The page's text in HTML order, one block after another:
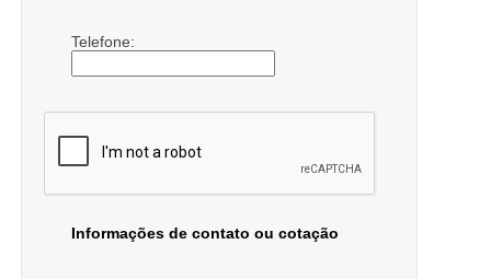
Telefone:
Informações de contato ou cotação